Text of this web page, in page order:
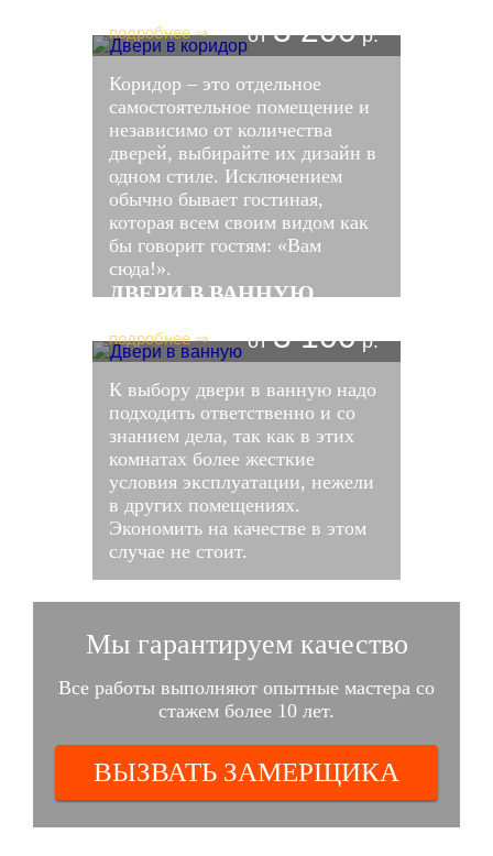
подробнее ⇒ от3 200р.
Коридор – это отдельное
самостоятельное помещение и
независимо от количества
дверей, выбирайте их дизайн в
одном стиле. Исключением
обычно бывает гостиная,
которая всем своим видом как
бы говорит гостям: «Вам
сюда!».
ДВЕРИ В ВАННУЮ
подробнее ⇒ от3 100р.
К выбору двери в ванную надо
подходить ответственно и со
знанием дела, так как в этих
комнатах более жесткие
условия эксплуатации, нежели
в других помещениях.
Экономить на качестве в этом
случае не стоит.
Мы гарантируем качество
Все работы выполняют опытные мастера со
стажем более 10 лет.
ВЫЗВАТЬ ЗАМЕРЩИКА